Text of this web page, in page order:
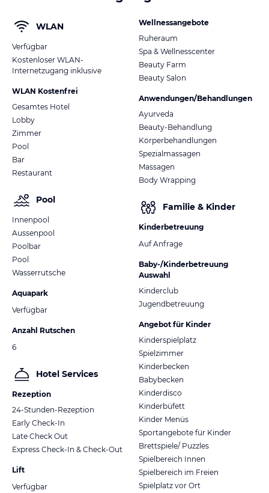
Hoteliers-/Veranstalter-/Kataloginformationen. Alle Angaben
ohne Gewähr und ohne Prüfung durch HolidayCheck. Bitte
lies vor der Buchung die verbindlichen Angebotsdetails
jeweiligen Veranstalters.
WLAN
Verfügbar
Kostenloser WLAN-
Internetzugang inklusive
WLAN Kostenfrei
Gesamtes Hotel
Lobby
Zimmer
Pool
Bar
Restaurant
Pool
Innenpool
Aussenpool
Poolbar
Pool
Wasserrutsche
Aquapark
Verfügbar
Anzahl Rutschen
6
Hotel Services
Rezeption
24-Stunden-Rezeption
Early Check-In
Late Check Out
Express Check-In & Check-Out
Lift
Verfügbar
Wellnessangebote
Ruheraum
Spa & Wellnesscenter
Beauty Farm
Beauty Salon
Anwendungen/Behandlungen
Ayurveda
Beauty-Behandlung
Körperbehandlungen
Spezialmassagen
Massagen
Body Wrapping
Familie & Kinder
Kinderbetreuung
Auf Anfrage
Baby-/Kinderbetreuung
Auswahl
Kinderclub
Jugendbetreuung
Angebot für Kinder
Kinderspielplatz
Spielzimmer
Kinderbecken
Babybecken
Kinderdisco
Kinderbüfett
Kinder Menüs
Sportangebote für Kinder
Brettspiele/ Puzzles
Spielbereich Innen
Spielbereich im Freien
Spielplatz vor Ort